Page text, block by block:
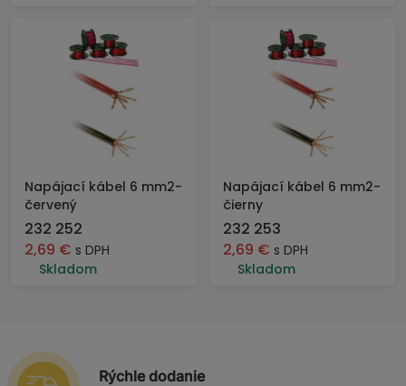
Napájací kábel 6 mm2-
červený
232 252
2,69 € s DPH
Skladom
Napájací kábel 6 mm2-
čierny
232 253
2,69 € s DPH
Skladom
Rýchle dodanie